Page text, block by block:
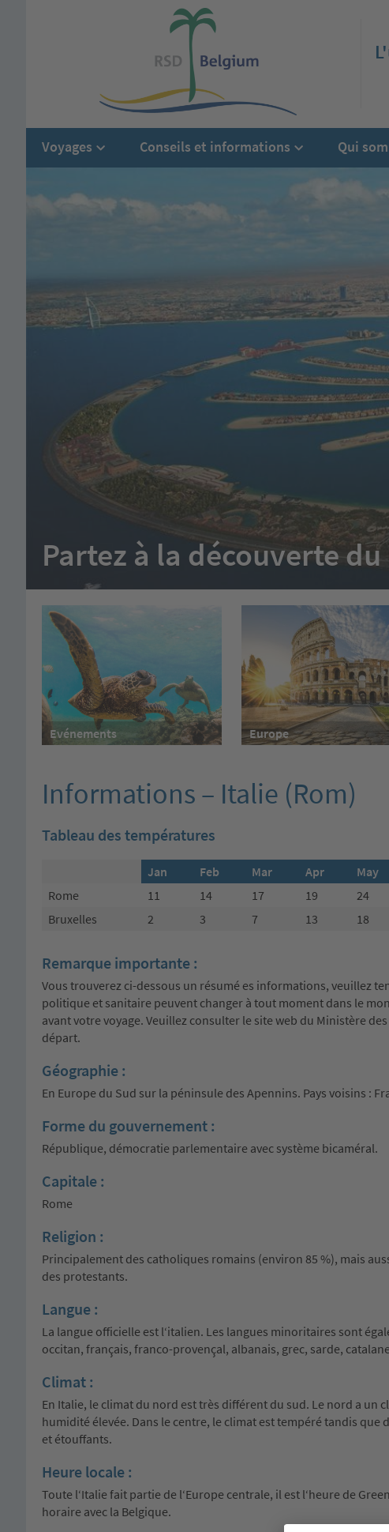
Voyages Conseils et informations Qui
Partez à la découverte
Evénements Europe
Informations – Italie (Rom)
Tableau des températures
Jan Feb Mar Apr May
Rome
11 14 17 19 24
Bruxelles
2 3 7 13 18
Remarque importante :
Vous trouverez ci-dessous un résumé es informations, veuillez
politique et sanitaire peuvent changer à tout moment dans le
avant votre voyage. Veuillez consulter le site web du Ministère
départ.
Géographie :
En Europe du Sud sur la péninsule des Apennins. Pays voisins :
Forme du gouvernement :
République, démocratie parlementaire avec système bicaméral.
Capitale :
Rome
Religion :
Principalement des catholiques romains (environ 85 %), mais
des protestants.
Langue :
La langue officielle est l‘italien. Les langues minoritaires sont
occitan, français, franco-provençal, albanais, grec, sarde,
Climat :
En Italie, le climat du nord est très différent du sud. Le nord a un
humidité élevée. Dans le centre, le climat est tempéré tandis que
et étouffants.
Heure locale :
Toute l‘Italie fait partie de l‘Europe centrale, il est l‘heure de
horaire avec la Belgique.